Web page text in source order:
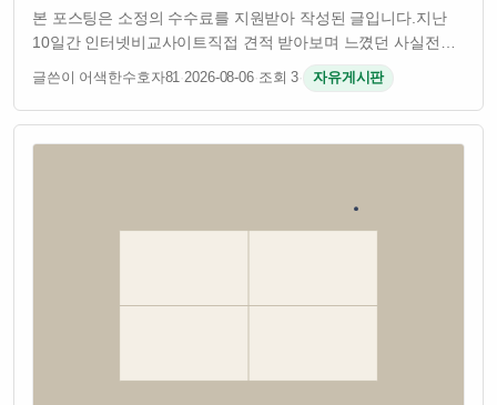
본 포스팅은 소정의 수수료를 지원받아 작성된 글입니다.지난
10일간 인터넷비교사이트직접 견적 받아보며 느꼈던 사실​전국
어디서 신청하든인터넷 티비 요금은 동일했습니다.​▼ 업계
전문가만 아는사기 업체를 피하는 핵심 꿀팁 영상다만 현금지원
혜택는 업체에 따라서최대 20만…
글쓴이 어색한수호자81·2026-08-06·조회 3· 자유게시판